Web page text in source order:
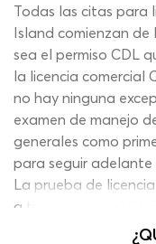
Todas las citas para
Island comienzan de
sea el permiso CDL
la licencia comercial
no hay ninguna
examen de manejo
generales como
para seguir
La prueba de
a tu licencia de CDL
que dependen del